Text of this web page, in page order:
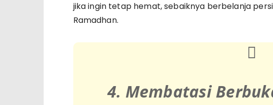
jika ingin tetap hemat, sebaiknya berbelanja
Ramadhan.
4. Membatasi